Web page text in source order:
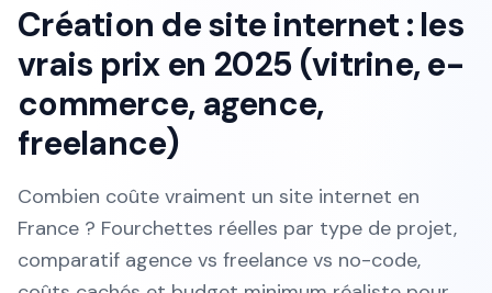
Création de site internet : les
vrais prix en 2025 (vitrine, e-
commerce, agence,
freelance)
Combien coûte vraiment un site internet en
France ? Fourchettes réelles par type de projet,
comparatif agence vs freelance vs no-code,